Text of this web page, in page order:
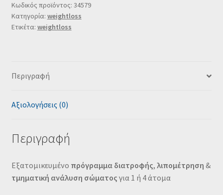
Κωδικός προϊόντος: 34579
Κατηγορία: weightloss
Ετικέτα: weightloss
Περιγραφή
Αξιολογήσεις (0)
Περιγραφή
Εξατομικευμένο πρόγραμμα διατροφής, λιπομέτρηση &
τμηματική ανάλυση σώματος για 1 ή 4 άτομα